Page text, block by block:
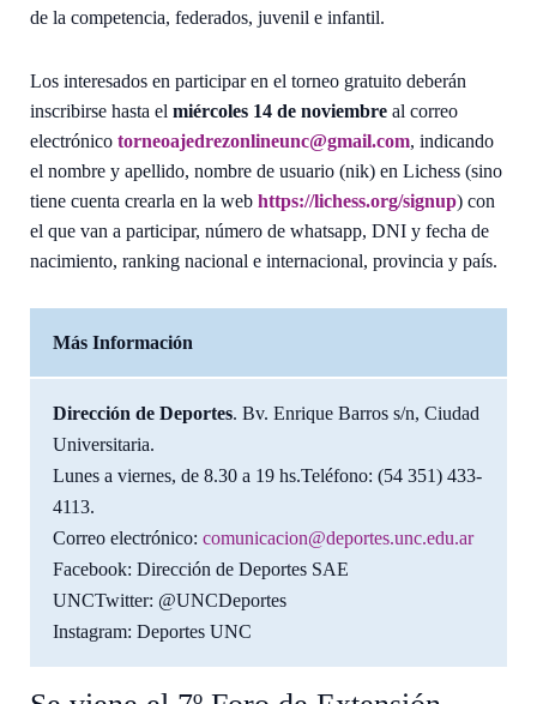
de la competencia, federados, juvenil e infantil.
Los interesados en participar en el torneo gratuito deberán
inscribirse hasta el miércoles 14 de noviembre al correo
electrónico torneoajedrezonlineunc@gmail.com, indicando
el nombre y apellido, nombre de usuario (nik) en Lichess (sino
tiene cuenta crearla en la web https://lichess.org/signup) con
el que van a participar, número de whatsapp, DNI y fecha de
nacimiento, ranking nacional e internacional, provincia y país.
Más Información
Dirección de Deportes. Bv. Enrique Barros s/n, Ciudad
Universitaria.
Lunes a viernes, de 8.30 a 19 hs.Teléfono: (54 351) 433-
4113.
Correo electrónico:comunicacion@deportes.unc.edu.ar
Facebook: Dirección de Deportes SAE
UNCTwitter: @UNCDeportes
Instagram: Deportes UNC